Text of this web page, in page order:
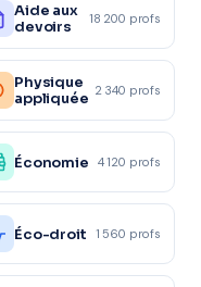
Aide aux
devoirs
18 200 profs
Physique
appliquée 2 340 profs
Économie 4 120 profs
Éco-droit 1 560 profs